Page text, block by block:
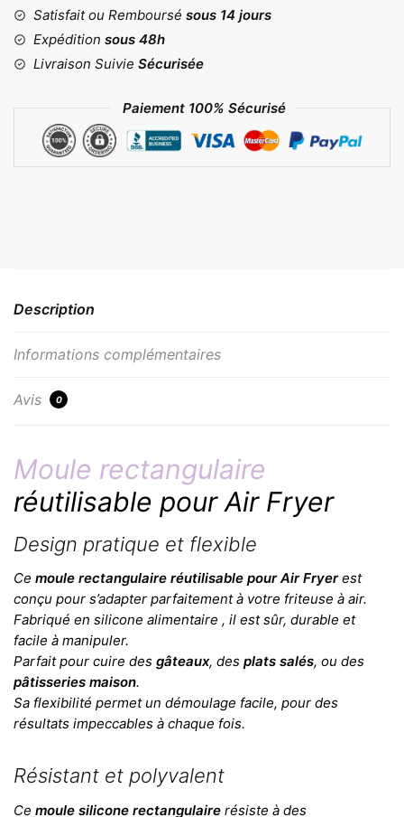
Satisfait ou Remboursé sous 14 jours
Expédition sous 48h
Livraison Suivie Sécurisée
Paiement 100% Sécurisé
Description
Informations complémentaires
Avis 0
Moule rectangulaire
réutilisable pour Air Fryer
Design pratique et flexible
Ce moule rectangulaire réutilisable pour Air Fryerest
conçu pour s’adapter parfaitement à votre friteuse à air.
Fabriqué en silicone alimentaire , il est sûr, durable et
facile à manipuler.
Parfait pour cuire des gâteaux, des plats salés, ou des
pâtisseries maison.
Sa flexibilité permet un démoulage facile, pour des
résultats impeccables à chaque fois.
Résistant et polyvalent
Ce moule silicone rectangulaire résiste à des